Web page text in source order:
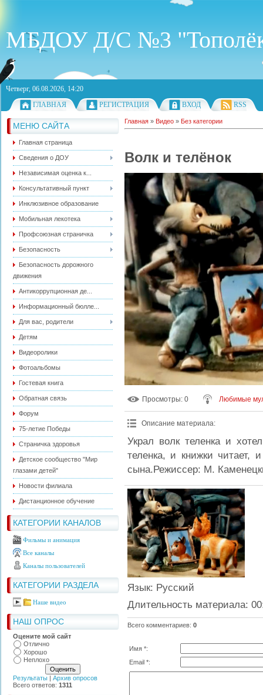
МБДОУ Д/С №3
Четверг, 06.08.2026, 14:20
ГЛАВНАЯ
РЕГИСТРАЦИЯ ВХОД RSS
МЕНЮ САЙТА
Главная страница
Сведения о ДОУ
Независимая оценка к...
Консультативный пункт
Инклюзивное образование
Мобильная лекотека
Профсоюзная страничка
Безопасность
Безопасность дорожного
движения
Антикоррупционная де...
Информационный бюлле...
Для вас, родители
Детям
Видеоролики
Фотоальбомы
Гостевая книга
Обратная связь
Форум
75-летие Победы
Страничка здоровья
Детское сообщество "Мир
глазами детей"
Новости филиала
Дистанционное обучение
КАТЕГОРИИ КАНАЛОВ
Фильмы и анимация
Все каналы
Каналы пользователей
КАТЕГОРИИ РАЗДЕЛА
Наше видео
НАШ ОПРОС
Оцените мой сайт
Отлично
Хорошо
Неплохо
Результаты | Архив опросов
Всего ответов: 1311
Главная » Видео » Без категории
Волк и телёнок
Просмотры: 0 Любимые
Описание материала:
Украл волк теленка и
теленка, и книжки читает,
сына.Режиссер: М.
Язык: Русский
Длительность материала:
Всего комментариев: 0
Имя *:
Email *: